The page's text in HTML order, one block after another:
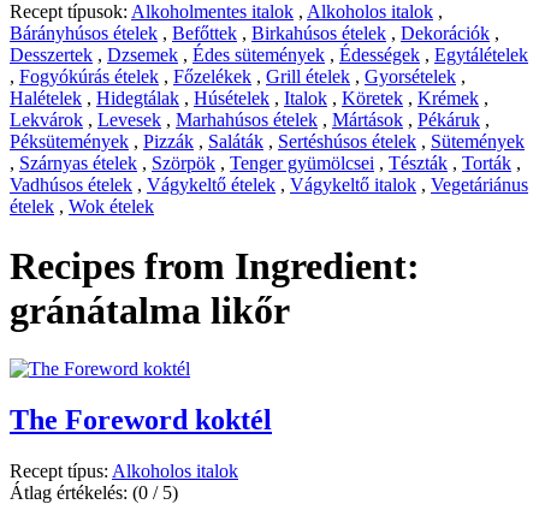
Recept típusok: Alkoholmentes italok , Alkoholos italok ,
Bárányhúsos ételek , Befőttek , Birkahúsos ételek , Dekorációk ,
Desszertek , Dzsemek , Édes sütemények , Édességek , Egytálételek
, Fogyókúrás ételek , Főzelékek , Grill ételek , Gyorsételek ,
Halételek , Hidegtálak , Húsételek , Italok , Köretek , Krémek ,
Lekvárok , Levesek , Marhahúsos ételek , Mártások , Pékáruk ,
Péksütemények , Pizzák , Saláták , Sertéshúsos ételek , Sütemények
, Szárnyas ételek , Szörpök , Tenger gyümölcsei , Tészták , Torták ,
Vadhúsos ételek , Vágykeltő ételek , Vágykeltő italok , Vegetáriánus
ételek , Wok ételek
Recipes from Ingredient:
gránátalma likőr
The Foreword koktél
Recept típus: Alkoholos italok
Átlag értékelés: (0 / 5)